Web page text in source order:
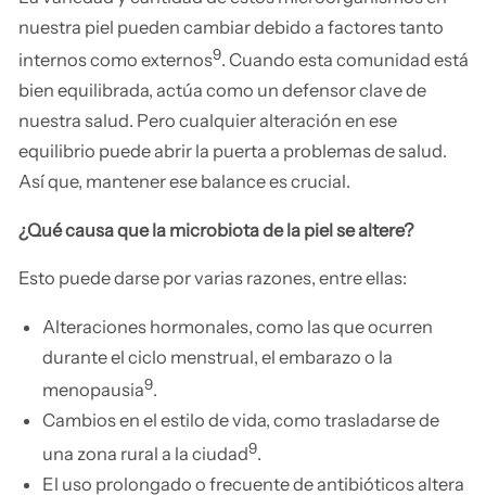
nuestra piel pueden cambiar debido a factores tanto
internos como externos9. Cuando esta comunidad está
bien equilibrada, actúa como un defensor clave de
nuestra salud. Pero cualquier alteración en ese
equilibrio puede abrir la puerta a problemas de salud.
Así que, mantener ese balance es crucial.
¿Qué causa que la microbiota de la piel se altere?
Esto puede darse por varias razones, entre ellas:
Alteraciones hormonales, como las que ocurren
durante el ciclo menstrual, el embarazo o la
menopausia9.
Cambios en el estilo de vida, como trasladarse de
una zona rural a la ciudad9.
El uso prolongado o frecuente de antibióticos altera